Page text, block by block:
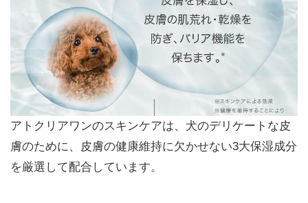
アトクリアワンのスキンケアは、犬のデリケートな皮
膚のために、皮膚の健康維持に欠かせない3大保湿成分
を厳選して配合しています。